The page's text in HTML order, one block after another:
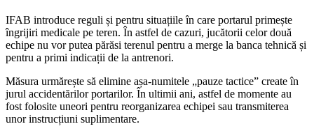
IFAB introduce reguli și pentru situațiile în care portarul primește
îngrijiri medicale pe teren. În astfel de cazuri, jucătorii celor două
echipe nu vor putea părăsi terenul pentru a merge la banca tehnică și
pentru a primi indicații de la antrenori.
Măsura urmărește să elimine așa-numitele „pauze tactice” create în
jurul accidentărilor portarilor. În ultimii ani, astfel de momente au
fost folosite uneori pentru reorganizarea echipei sau transmiterea
unor instrucțiuni suplimentare.